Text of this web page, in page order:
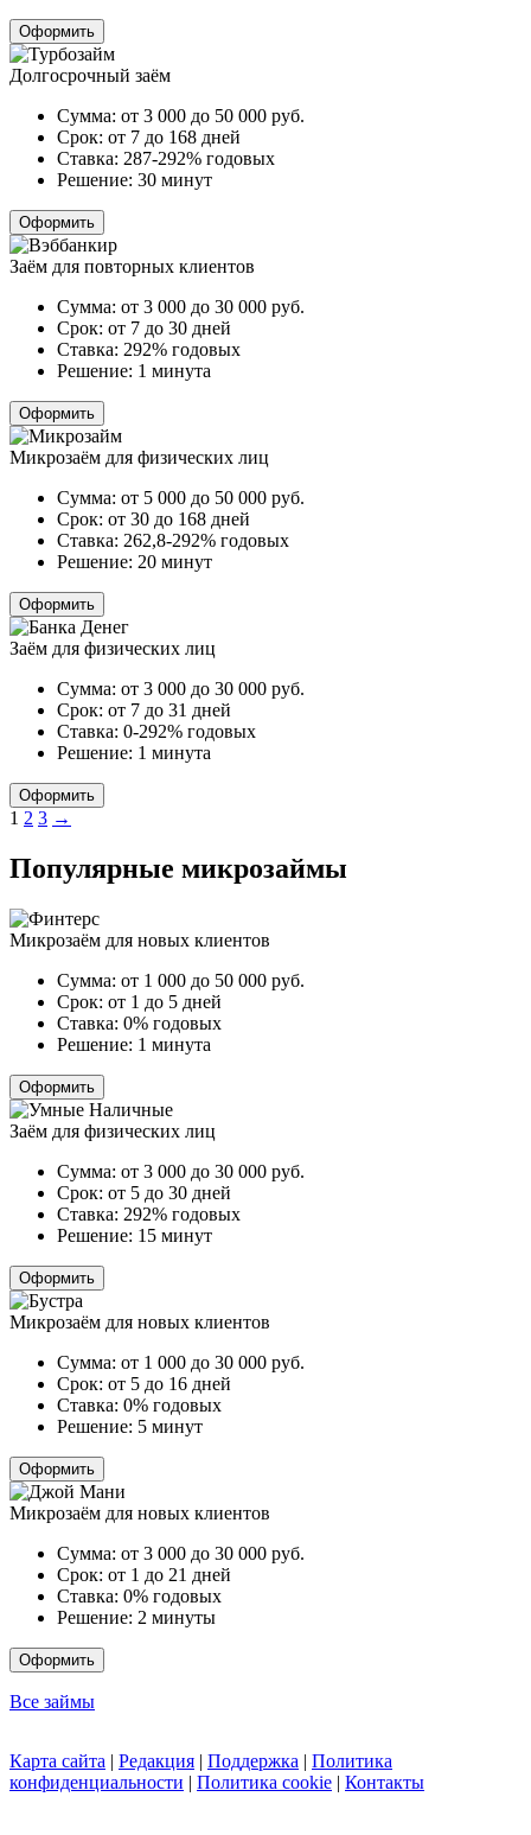
Оформить
Долгосрочный заём
Сумма: от 3 000 до 50 000 руб.
Срок: от 7 до 168 дней
Ставка: 287-292% годовых
Решение: 30 минут
Оформить
Заём для повторных клиентов
Сумма: от 3 000 до 30 000 руб.
Срок: от 7 до 30 дней
Ставка: 292% годовых
Решение: 1 минута
Оформить
Микрозаём для физических лиц
Сумма: от 5 000 до 50 000 руб.
Срок: от 30 до 168 дней
Ставка: 262,8-292% годовых
Решение: 20 минут
Оформить
Заём для физических лиц
Сумма: от 3 000 до 30 000 руб.
Срок: от 7 до 31 дней
Ставка: 0-292% годовых
Решение: 1 минута
Оформить
Пагинация
1 2 3 →
Популярные микрозаймы
Микрозаём для новых клиентов
Сумма: от 1 000 до 50 000 руб.
Срок: от 1 до 5 дней
Ставка: 0% годовых
Решение: 1 минута
Оформить
Заём для физических лиц
Сумма: от 3 000 до 30 000 руб.
Срок: от 5 до 30 дней
Ставка: 292% годовых
Решение: 15 минут
Оформить
Микрозаём для новых клиентов
Сумма: от 1 000 до 30 000 руб.
Срок: от 5 до 16 дней
Ставка: 0% годовых
Решение: 5 минут
Оформить
Микрозаём для новых клиентов
Сумма: от 3 000 до 30 000 руб.
Срок: от 1 до 21 дней
Ставка: 0% годовых
Решение: 2 минуты
Оформить
Все займы
Карта сайта | Редакция | Поддержка | Политика
конфиденциальности | Политика cookie | Контакты